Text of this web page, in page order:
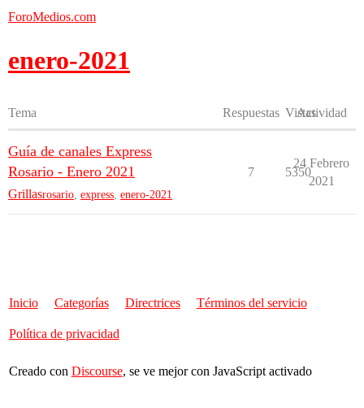
ForoMedios.com
enero-2021
Tema Respuestas Vistas
Actividad
Guía de canales Express
Rosario - Enero 2021
Grillasrosario express enero-2021
7 5350
24 Febrero
2021
Inicio Categorías Directrices Términos del servicio
Política de privacidad
Creado con Discourse, se ve mejor con JavaScript activado